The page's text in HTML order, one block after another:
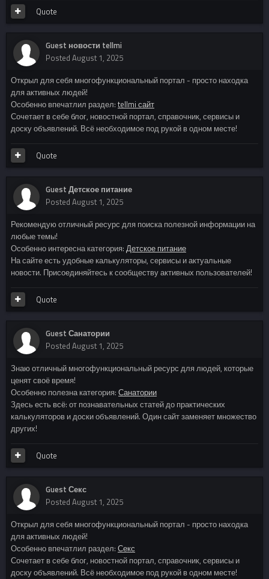
Quote
Guest новости tellmi
Posted August 1, 2025
Открыл для себя многофункциональный портал - просто находка
для активных людей!
Особенно впечатлил раздел: tellmi сайт
Сочетает в себе блог, новостной портал, справочник, сервисы и
доску объявлений. Всё необходимое под рукой в одном месте!
Quote
Guest Детское питание
Posted August 1, 2025
Рекомендую отличный ресурс для поиска полезной информации на
любые темы!
Особенно интересна категория: Детское питание
На сайте есть удобные калькуляторы, сервисы и актуальные
новости. Присоединяйтесь к сообществу активных пользователей!
Quote
Guest Санатории
Posted August 1, 2025
Знаю отличный многофункциональный ресурс для людей, которые
ценят своё время!
Особенно полезна категория: Санатории
Здесь есть всё: от познавательных статей до практических
калькуляторов и доски объявлений. Один сайт заменяет множество
других!
Quote
Guest Секс
Posted August 1, 2025
Открыл для себя многофункциональный портал - просто находка
для активных людей!
Особенно впечатлил раздел: Секс
Сочетает в себе блог, новостной портал, справочник, сервисы и
доску объявлений. Всё необходимое под рукой в одном месте!